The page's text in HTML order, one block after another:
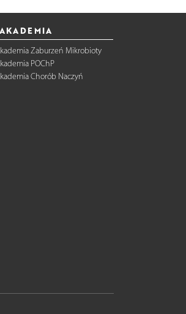
Zaburzeń Mikrobioty
POChP
Chorób Naczyń